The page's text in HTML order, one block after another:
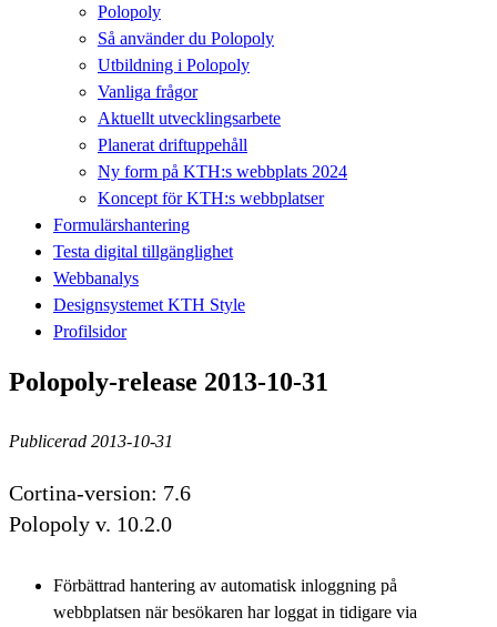
Polopoly
Så använder du Polopoly
Utbildning i Polopoly
Vanliga frågor
Aktuellt utvecklingsarbete
Planerat driftuppehåll
Ny form på KTH:s webbplats 2024
Koncept för KTH:s webbplatser
Formulärshantering
Testa digital tillgänglighet
Webbanalys
Designsystemet KTH Style
Profilsidor
Polopoly-release 2013-10-31
Publicerad 2013-10-31
Cortina-version: 7.6
Polopoly v. 10.2.0
Förbättrad hantering av automatisk inloggning på
webbplatsen när besökaren har loggat in tidigare via